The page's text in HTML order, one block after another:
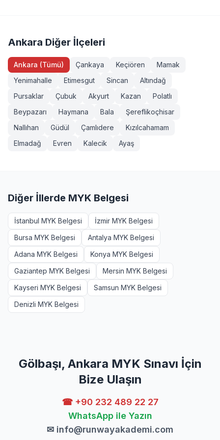
sınavlarımız MYK onaylı ve TÜRKAK akreditasyonludur.
isteyenler +90 232 489 22 27 numarasından detaylı bilgi
Ankara Diğer İlçeleri
Ankara (Tümü) Çankaya Keçiören
Mamak
Yenimahalle
Etimesgut Sincan
Altındağ
Pursaklar
Çubuk Akyurt Kazan
Polatlı
Beypazarı
Haymana Bala
Şereflikoçhisar
Nallıhan
Güdül Çamlıdere
Kızılcahamam
Elmadağ
Evren Kalecik Ayaş
Diğer İllerde MYK Belgesi
İstanbul MYK Belgesi
İzmir MYK Belgesi
Bursa MYK Belgesi
Antalya MYK Belgesi
Adana MYK Belgesi
Konya MYK Belgesi
Gaziantep MYK Belgesi
Mersin MYK Belgesi
Kayseri MYK Belgesi
Samsun MYK Belgesi
Denizli MYK Belgesi
Gölbaşı, Ankara MYK Sınavı İçin
Bize Ulaşın
☎ +90 232 489 22 27
WhatsApp ile Yazın
✉ info@runwayakademi.com